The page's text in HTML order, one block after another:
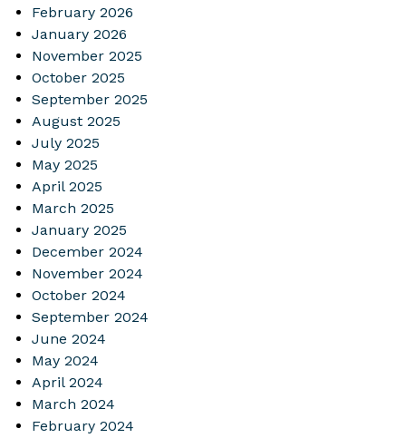
February 2026
January 2026
November 2025
October 2025
September 2025
August 2025
July 2025
May 2025
April 2025
March 2025
January 2025
December 2024
November 2024
October 2024
September 2024
June 2024
May 2024
April 2024
March 2024
February 2024